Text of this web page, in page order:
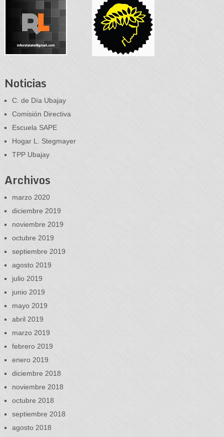
Noticias
C. de Día Ubajay
Comisión Directiva
Escuela SAPE
Hogar L. Stegmayer
TPP Ubajay
Archivos
marzo 2020
diciembre 2019
noviembre 2019
octubre 2019
septiembre 2019
agosto 2019
julio 2019
junio 2019
mayo 2019
abril 2019
marzo 2019
febrero 2019
enero 2019
diciembre 2018
noviembre 2018
octubre 2018
septiembre 2018
agosto 2018